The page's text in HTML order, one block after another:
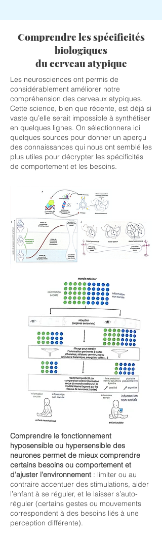
Comprendre les spécificités
biologiques
du cerveau atypique
Les neurosciences ont permis de
considérablement améliorer notre
compréhension des cerveaux atypiques.
Cette science, bien que récente, est déjà si
vaste qu’elle serait impossible à synthétiser
en quelques lignes. On sélectionnera ici
quelques sources pour donner un aperçu
des connaissances qui nous ont semblé les
plus utiles pour décrypter les spécificités
de comportement et les besoins.
Comprendre le fonctionnement
hyposensible ou hypersensible des
neurones permet de mieux comprendre
certains besoins ou comportement et
d'ajuster l'environnement: limiter ou au
contraire accentuer des stimulations, aider
l’enfant à se réguler, et le laisser s’auto-
réguler (certains gestes ou mouvements
correspondent à des besoins liés à une
perception différente).